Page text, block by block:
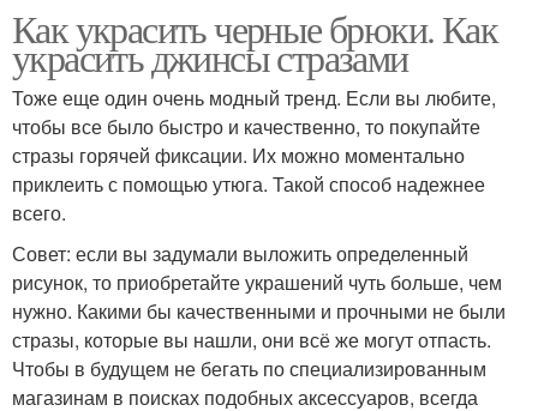
Как украсить черные брюки. Как
украсить джинсы стразами
Тоже еще один очень модный тренд. Если вы любите,
чтобы все было быстро и качественно, то покупайте
стразы горячей фиксации. Их можно моментально
приклеить с помощью утюга. Такой способ надежнее
всего.
Совет: если вы задумали выложить определенный
рисунок, то приобретайте украшений чуть больше, чем
нужно. Какими бы качественными и прочными не были
стразы, которые вы нашли, они всё же могут отпасть.
Чтобы в будущем не бегать по специализированным
магазинам в поисках подобных аксессуаров, всегда